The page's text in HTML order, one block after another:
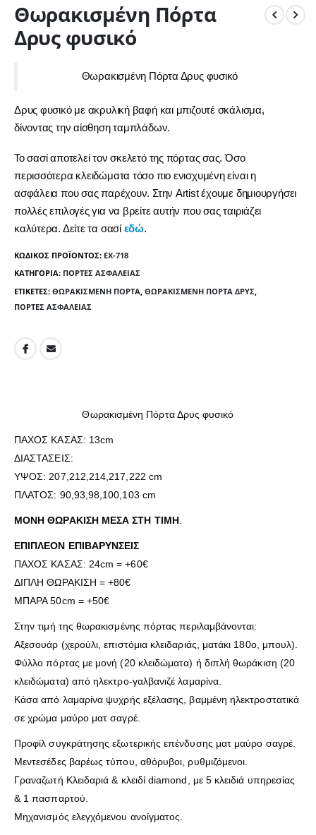
Θωρακισμένη Πόρτα
Δρυς φυσικό
Θωρακισμένη Πόρτα Δρυς φυσικό
Δρυς φυσικό με ακρυλική βαφή και μπιζουτέ σκάλισμα,
δίνοντας την αίσθηση ταμπλάδων.
Το σασί αποτελεί τον σκελετό της πόρτας σας. Όσο
περισσότερα κλειδώματα τόσο πιο ενισχυμένη είναι η
ασφάλεια που σας παρέχουν. Στην Artist έχουμε δημιουργήσει
πολλές επιλογές για να βρείτε αυτήν που σας ταιριάζει
καλύτερα. Δείτε τα σασί εδώ.
ΚΩΔΙΚΌΣ ΠΡΟΪΌΝΤΟΣ: EX-718
ΚΑΤΗΓΟΡΊΑ: ΠΌΡΤΕΣ ΑΣΦΑΛΕΊΑΣ
ΕΤΙΚΈΤΕΣ: ΘΩΡΑΚΙΣΜΈΝΗ ΠΌΡΤΑ, ΘΩΡΑΚΙΣΜΈΝΗ ΠΌΡΤΑ ΔΡΥΣ,
ΠΌΡΤΕΣ ΑΣΦΑΛΕΊΑΣ
Θωρακισμένη Πόρτα Δρυς φυσικό
ΠΑΧΟΣ ΚΑΣΑΣ: 13cm
ΔΙΑΣΤΑΣΕΙΣ:
ΥΨΟΣ: 207,212,214,217,222 cm
ΠΛΑΤΟΣ: 90,93,98,100,103 cm
ΜΟΝΗ ΘΩΡΑΚΙΣΗ ΜΕΣΑ ΣΤΗ ΤΙΜΗ.
ΕΠΙΠΛΕΟΝ ΕΠΙΒΑΡΥΝΣΕΙΣ
ΠΑΧΟΣ ΚΑΣΑΣ: 24cm = +60€
ΔΙΠΛΗ ΘΩΡΑΚΙΣΗ = +80€
ΜΠΑΡΑ 50cm = +50€
Στην τιμή της θωρακισμένης πόρτας περιλαμβάνονται:
Αξεσουάρ (χερούλι, επιστόμια κλειδαριάς, ματάκι 180ο, μπουλ).
Φύλλο πόρτας με μονή (20 κλειδώματα) ή διπλή θωράκιση (20
κλειδώματα) από ηλεκτρο-γαλβανιζέ λαμαρίνα.
Κάσα από λαμαρίνα ψυχρής εξέλασης, βαμμένη ηλεκτροστατικά
σε χρώμα μαύρο ματ σαγρέ.
Προφίλ συγκράτησης εξωτερικής επένδυσης ματ μαύρο σαγρέ.
Μεντεσέδες βαρέως τύπου, αθόρυβοι, ρυθμιζόμενοι.
Γραναζωτή Κλειδαριά & κλειδί diamond, με 5 κλειδιά υπηρεσίας
& 1 πασπαρτού.
Μηχανισμός ελεγχόμενου ανοίγματος.